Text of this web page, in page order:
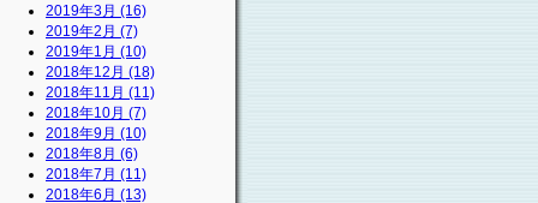
2019年3月 (16)
2019年2月 (7)
2019年1月 (10)
2018年12月 (18)
2018年11月 (11)
2018年10月 (7)
2018年9月 (10)
2018年8月 (6)
2018年7月 (11)
2018年6月 (13)